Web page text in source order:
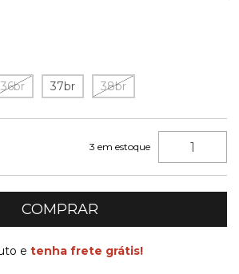
36br 37br 38br
3 em estoque
e tenha frete grátis!